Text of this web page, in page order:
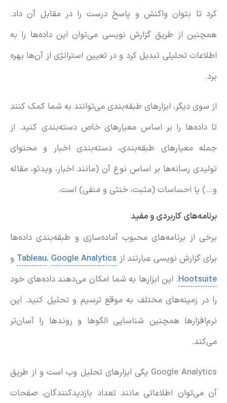
کرد تا بتوان واکنش و پاسخ درست را در مقابل آن داد.
همچنین از طریق گزارش نویسی می‌توان این داده‌ها را به
اطلاعات تحلیلی تبدیل کرد و در تعیین استراتژی از آن‌ها بهره
برد.
از سوی دیگر، ابزارهای طبقه‌بندی می‌توانند به شما کمک کنند
تا داده‌ها را بر اساس معیارهای خاص دسته‌بندی کنید. از
جمله معیارهای طبقه‌بندی، دسته‌بندی اخبار و محتوای
تولیدی رسانه‌ها بر اساس نوع آن (مانند اخبار، ویدئو، مقاله
و…) یا احساسات (مثبت، خنثی و منفی) است.
برنامه‌های کاربردی و مفید
برخی از برنامه‌های محبوب آماده‌سازی و طبقه‌بندی داده‌ها
برای گزارش نویسی عبارتند از
Tableau، Google Analytics
و
Hootsuite. این ابزارها به شما امکان می‌دهند داده‌های خود
را در زمینه‌های مختلف به موقع ترسیم و تحلیل کنید. این
نرم‌افزارها همچنین شناسایی الگوها و روندها را آسان‌تر
می‌کند.
Google Analytics یکی ابزارهای تحلیل وب است و از طریق
آن می‌توان اطلاعاتی مانند تعداد بازدیدکنندگان، صفحات